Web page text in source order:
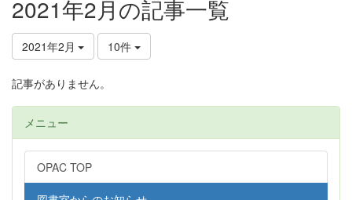
2021年2月の記事一覧
2021年2月 10件
記事がありません。
メニュー
OPAC TOP